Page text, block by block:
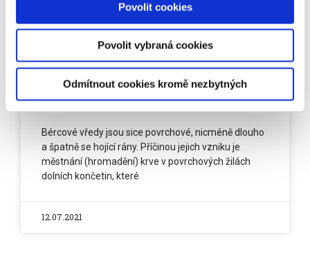
Povolit cookies
Povolit vybraná cookies
Odmítnout cookies kromě nezbytných
Jak se vyhnout bércovým
vředům
Bércové vředy jsou sice povrchové, nicméně dlouho
a špatně se hojící rány. Příčinou jejich vzniku je
městnání (hromadění) krve v povrchových žilách
dolních končetin, které
12.07.2021